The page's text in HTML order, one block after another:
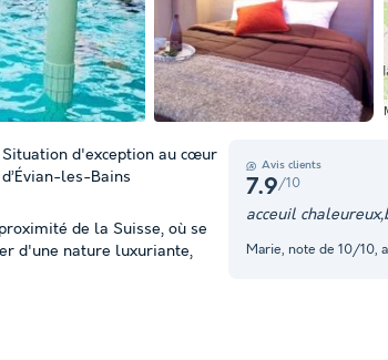
photos
Avis clients
7.9/10
acceuil
Marie, note de 10/10,
Situation d'exception au cœur
d’Évian-les-Bains
de la Suisse, où se
d'une nature luxuriante,